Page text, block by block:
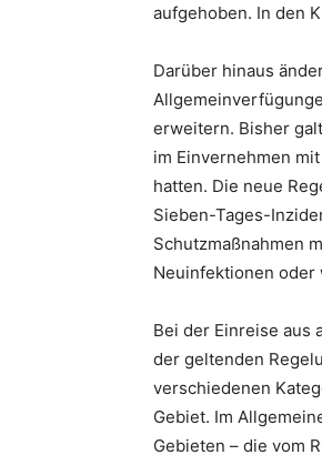
aufgehoben. In den
Darüber hinaus
erweitern. Bisher
im Einvernehmen
hatten. Die neue
Sieben-Tages-
Schutzmaßnahmen
Neuinfektionen oder
Bei der Einreise aus
der geltenden
verschiedenen
Gebiet. Im
Gebieten – die vom